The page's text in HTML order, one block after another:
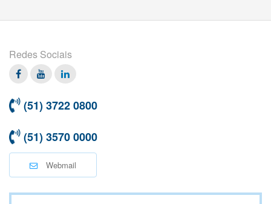
Redes Sociais
Facebook
TwitterLinkedin
(51) 3722 0800
(51) 3570 0000
Webmail